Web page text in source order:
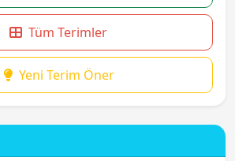
Tüm Terimler
Yeni Terim Öner